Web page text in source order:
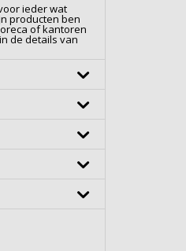
ieder wat
producten ben
of kantoren
de details van